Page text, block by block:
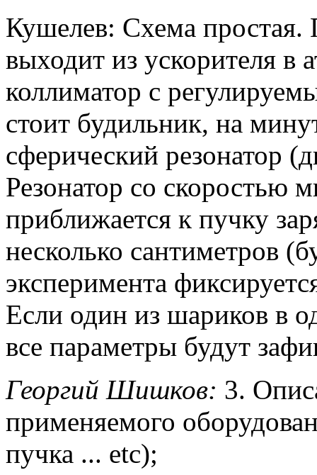
Кушелев: Схема простая.
выходит из ускорителя в
коллиматор с
стоит будильник, на
сферический резонатор
Резонатор со скоростью
приближается к пучку
несколько сантиметров
эксперимента
Если один из шариков в
все параметры будут
Георгий Шишков: 3.
применяемого
пучка ... etc);